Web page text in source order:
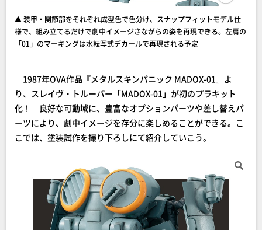
▲ 装甲・関節部をそれぞれ成型色で色分け、スナップフィットモデル仕
様で、組み立てるだけで劇中イメージさながらの姿を再現できる。左肩の
「01」のマーキングは水転写式デカールで再現される予定
1987年OVA作品『メタルスキンパニック MADOX-01』よ
り、スレイヴ・トルーパー「MADOX-01」が初のプラキット
化！ 良好な可動域に、豊富なオプションパーツや差し替えパ
ーツにより、劇中イメージを存分に楽しめることができる。こ
こでは、塗装試作を撮り下ろしにて紹介していこう。